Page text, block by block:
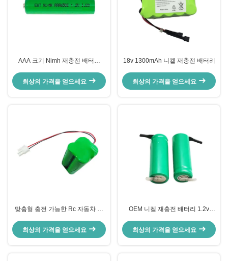
AAA 크기 Nimh 재충전 배터리
800mAh 1.2v
최상의 가격을 얻으세요
18v 1300mAh 니켈 재충전 배터리
최상의 가격을 얻으세요
맞춤형 충전 가능한 Rc 자동차 배
팩
최상의 가격을 얻으세요
OEM 니켈 재충전 배터리 1.2v
최상의 가격을 얻으세요